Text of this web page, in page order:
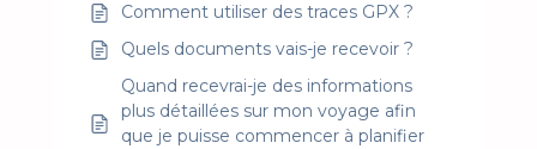
Comment utiliser des traces GPX ?
Quels documents vais-je recevoir ?
Quand recevrai-je des informations
plus détaillées sur mon voyage afin
que je puisse commencer à planifier